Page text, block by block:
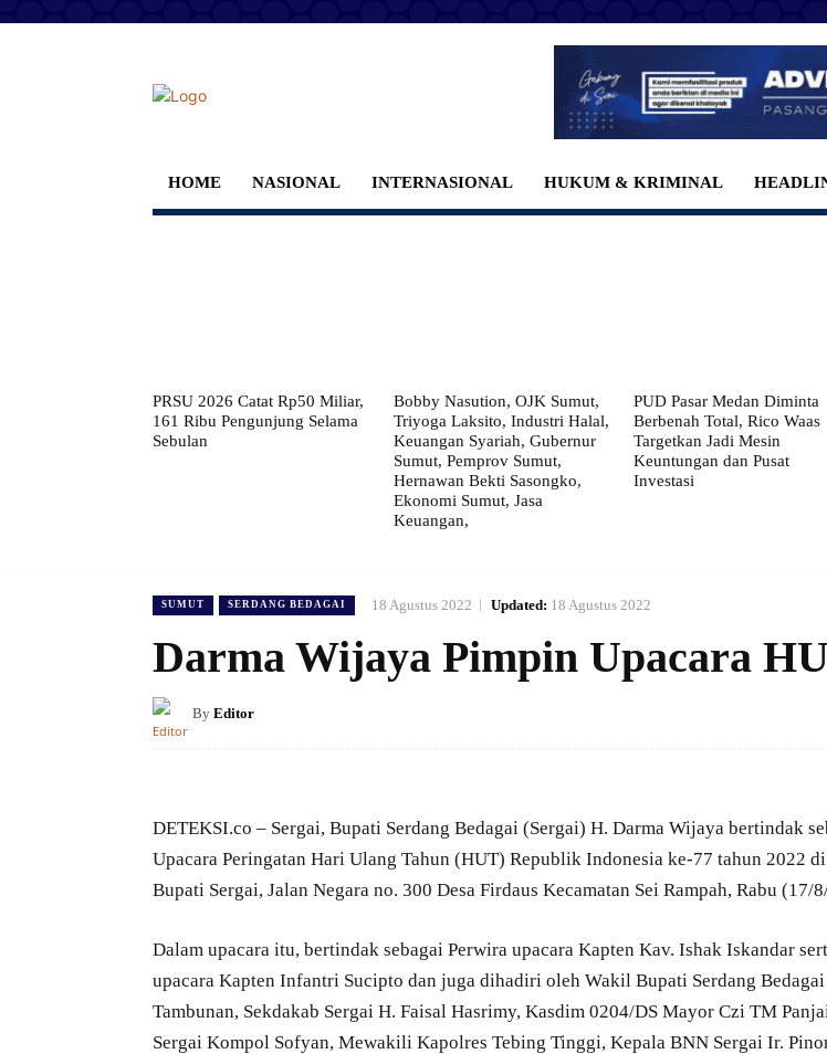
HOME NASIONAL INTERNASIONAL HUKUM & KRIMINAL
PRSU 2026 Catat Rp50 Miliar,
161 Ribu Pengunjung Selama
Sebulan
Bobby Nasution, OJK Sumut,
Triyoga Laksito, Industri Halal,
Keuangan Syariah, Gubernur
Sumut, Pemprov Sumut,
Hernawan Bekti Sasongko,
Ekonomi Sumut, Jasa
Keuangan,
PUD Pasar Medan Diminta
Berbenah Total, Rico Waas
Targetkan Jadi Mesin
Keuntungan dan Pusat
Investasi
SUMUT SERDANG BEDAGAI 18 Agustus 2022 Updated: 18 Agustus 2022
Darma Wijaya Pimpin Upacara
By Editor
DETEKSI.co – Sergai, Bupati Serdang Bedagai (Sergai) H. Darma Wijaya bertindak
Upacara Peringatan Hari Ulang Tahun (HUT) Republik Indonesia ke-77 tahun 2022
Bupati Sergai, Jalan Negara no. 300 Desa Firdaus Kecamatan Sei Rampah, Rabu (17/
Dalam upacara itu, bertindak sebagai Perwira upacara Kapten Kav. Ishak Iskandar
upacara Kapten Infantri Sucipto dan juga dihadiri oleh Wakil Bupati Serdang
Tambunan, Sekdakab Sergai H. Faisal Hasrimy, Kasdim 0204/DS Mayor Czi TM
Sergai Kompol Sofyan, Mewakili Kapolres Tebing Tinggi, Kepala BNN Sergai Ir.